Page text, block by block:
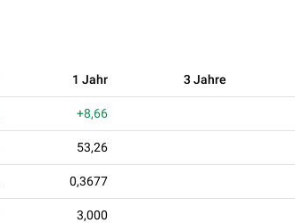
1 Jahr 3 Jahre
+8,66
53,26
0,3677
3,000